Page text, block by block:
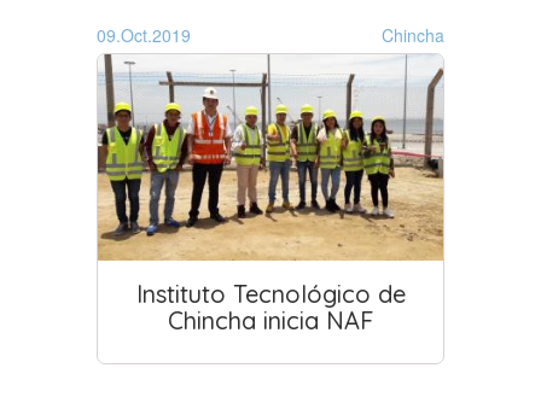
09.Oct.2019 Chincha
Instituto Tecnológico de
Chincha inicia NAF